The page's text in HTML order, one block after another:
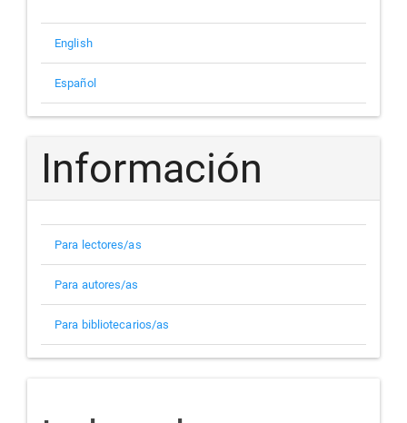
English
Español
Información
Para lectores/as
Para autores/as
Para bibliotecarios/as
indizada